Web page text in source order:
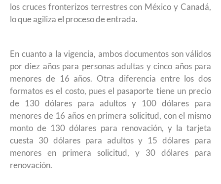
los cruces fronterizos terrestres con México y Canadá,
lo que agiliza el proceso de entrada.
En cuanto a la vigencia, ambos documentos son válidos
por diez años para personas adultas y cinco años para
menores de 16 años. Otra diferencia entre los dos
formatos es el costo, pues el pasaporte tiene un precio
de 130 dólares para adultos y 100 dólares para
menores de 16 años en primera solicitud, con el mismo
monto de 130 dólares para renovación, y la tarjeta
cuesta 30 dólares para adultos y 15 dólares para
menores en primera solicitud, y 30 dólares para
renovación.